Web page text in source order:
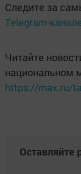
Следите за
Telegram-
Читайте
национальном
https://max.ru/
Оставляйте